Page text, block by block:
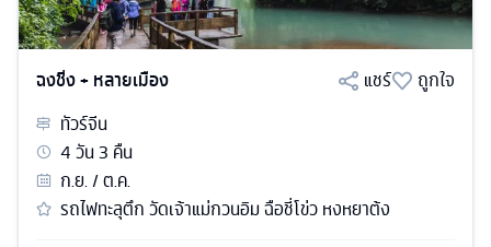
ฉงชิ่ง + หลายเมือง แชร์
ถูกใจ
ทัวร์จีน
4วัน3 คืน
ก.ย. / ต.ค.
รถไฟทะลุตึก วัดเจ้าแม่กวนอิม ฉือชี่โข่ว หงหยาต้ง